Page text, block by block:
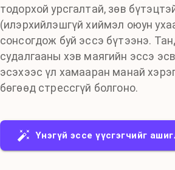
тодорхой урсгалтай, зөв
(илэрхийлэшгүй хиймэл оюун
сонсогдож буй эссэ бүтээнэ.
судалгааны хэв маягийн эссэ
эсэхээс үл хамааран манай
бөгөөд стрессгүй болгоно.
Үнэгүй эссе үүсгэгчийг